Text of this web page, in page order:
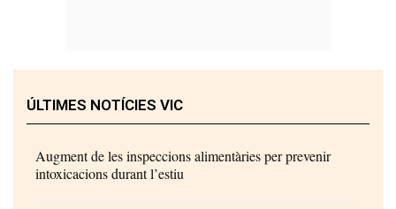
ÚLTIMES NOTÍCIES VIC
Augment de les inspeccions alimentàries per prevenir
intoxicacions durant l’estiu